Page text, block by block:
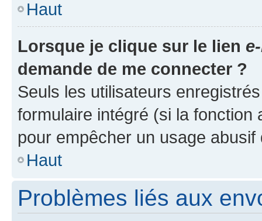
Haut
Lorsque je clique sur le lien
demande de me connecter ?
Seuls les utilisateurs
formulaire intégré (si la fonction
pour empêcher un usage
Haut
Problèmes liés aux